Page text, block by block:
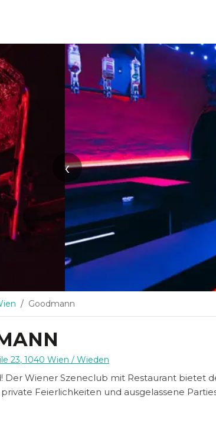
‹
Goodmann
23, 1040 Wien / Wieden
Der Wiener Szeneclub mit Restaurant bietet
Feierlichkeiten und ausgelassene